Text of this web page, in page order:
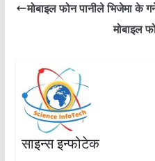
मोबाइल फोन पानीले भिजेमा के
मोबाइल
साइन्स इन्फोटेक